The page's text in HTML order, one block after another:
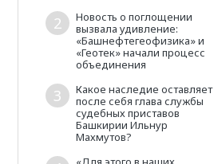
2
Новость о поглощении
вызвала удивление:
«Башнефтегеофизика» и
«Геотек» начали процесс
объединения
3
Какое наследие оставляет
после себя глава службы
судебных приставов
Башкирии Ильнур
Махмутов?